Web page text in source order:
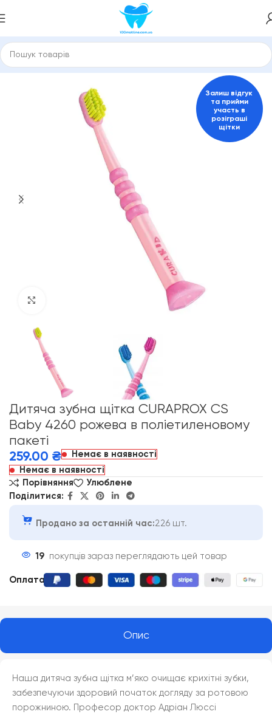
Зубні щітки та міжзубні йоржики Зубні щітки Curaprox
Залиш відгук
та прийми
участь в
розіграші
щітки
Дитяча зубна щітка CURAPROX CS
Baby 4260 рожева в поліетиленовому
пакеті
259.00 ₴
Немає в наявності
Немає в наявності
Порівняння
Улюблене
Поділитися:
Продано за останній час:226 шт.
19 покупців зараз переглядають цей товар
Оплата
Опис
Наша дитяча зубна щітка м’яко очищає крихітні зубки,
забезпечуючи здоровий початок догляду за ротовою
порожниною. Професор доктор Адріан Люссі